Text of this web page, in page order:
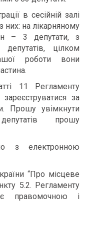
в сесійній залі
них: на лікарняному
– 3 депутати, з
цілком
роботи вони
11 Регламенту
за
Прошу увімкнути
прошу
з електронною
“Про місцеве
5.2. Регламенту
правомочною і